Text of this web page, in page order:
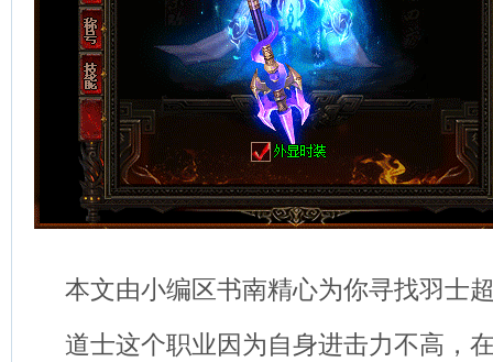
本文由小编区书南精心为你寻找羽士
道士这个职业因为自身进击力不高，